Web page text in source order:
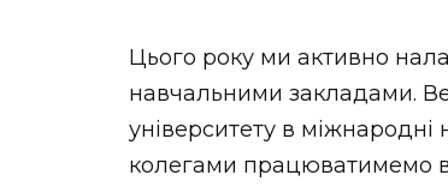
Цього року ми активно
навчальними закладами.
університету в міжнародні
колегами працюватимемо в